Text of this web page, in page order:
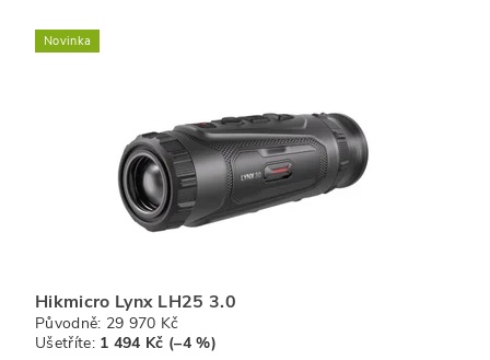
Novinka
Hikmicro Lynx LH25 3.0
Původně: 29 970 Kč
Ušetříte: 1 494 Kč (–4 %)